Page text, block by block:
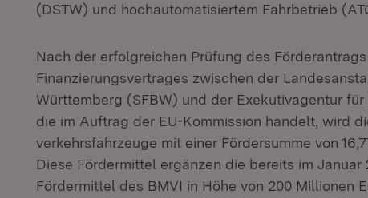
(DSTW) und hochautomatisiertem Fahrbetrieb
Nach der erfolgreichen Prüfung des
Finanzierungsvertrages zwischen der
Württemberg (SFBW) und der Exekutivagentur
die im Auftrag der EU-Kommission handelt, wird
verkehrsfahrzeuge mit einer Fördersumme von
Diese Fördermittel ergänzen die bereits im
Fördermittel des BMVI in Höhe von 200 Millionen